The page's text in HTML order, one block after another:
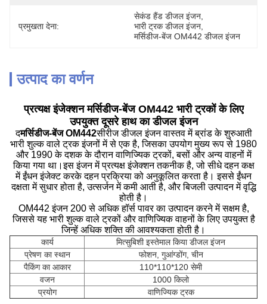
प्रमुखता देना:
सेकंड हैंड डीजल इंजन
भारी ट्रक डीजल इंजन
मर्सिडीज-बेंज OM442 डीजल इंजन
उत्पाद का वर्णन
प्रत्यक्ष इंजेक्शन मर्सिडीज-बेंज OM442 भारी ट्रकों के लिए
उपयुक्त दूसरे हाथ का डीजल इंजन
दमर्सिडीज-बेंज OM442सीरीज डीजल इंजन वास्तव में ब्रांड के शुरुआती
भारी शुल्क वाले ट्रक इंजनों में से एक है, जिसका उपयोग मुख्य रूप से 1980
और 1990 के दशक के दौरान वाणिज्यिक ट्रकों, बसों और अन्य वाहनों में
किया गया था।इस इंजन में प्रत्यक्ष इंजेक्शन तकनीक है, जो सीधे दहन कक्ष
में ईंधन इंजेक्ट करके दहन प्रक्रिया को अनुकूलित करता है। इससे ईंधन
दक्षता में सुधार होता है, उत्सर्जन में कमी आती है, और बिजली उत्पादन में वृद्धि
होती है।
OM442 इंजन 200 से अधिक हॉर्स पावर का उत्पादन करने में सक्षम है,
जिससे यह भारी शुल्क वाले ट्रकों और वाणिज्यिक वाहनों के लिए उपयुक्त है
जिन्हें अधिक शक्ति की आवश्यकता होती है।
कार्य
मित्सुबिशी इस्तेमाल किया डीजल इंजन
प्रेषण का स्थान
फोशन, गुआंग्डोंग, चीन
पैकिंग का आकार
110*110*120 सेमी
वजन
1000 किलो
प्रयोग
वाणिज्यिक ट्रक